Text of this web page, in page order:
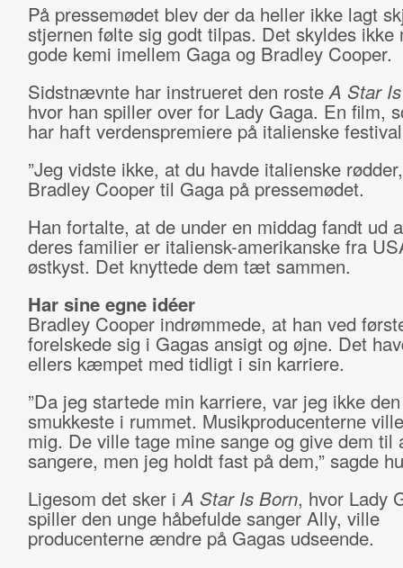
På pressemødet blev der da heller ikke lagt
stjernen følte sig godt tilpas. Det skyldes ikke
gode kemi imellem Gaga og Bradley Cooper.
Sidstnævnte har instrueret den rosteA Star
hvor han spiller over for Lady Gaga. En film,
har haft verdenspremiere på italienske
”Jeg vidste ikke, at du havde italienske
Bradley Cooper til Gaga på pressemødet.
Han fortalte, at de under en middag fandt ud
deres familier er italiensk-amerikanske fra
østkyst. Det knyttede dem tæt sammen.
Har sine egne idéer
Bradley Cooper indrømmede, at han ved
forelskede sig i Gagas ansigt og øjne. Det
ellers kæmpet med tidligt i sin karriere.
”Da jeg startede min karriere, var jeg ikke den
smukkeste i rummet. Musikproducenterne
mig. De ville tage mine sange og give dem til
sangere, men jeg holdt fast på dem,” sagde
Ligesom det sker iA Star Is Born, hvor Lady
spiller den unge håbefulde sanger Ally, ville
producenterne ændre på Gagas udseende.